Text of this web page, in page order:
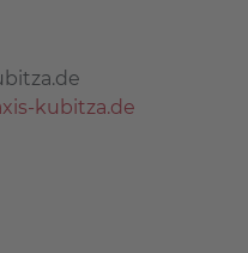
kubitza.de